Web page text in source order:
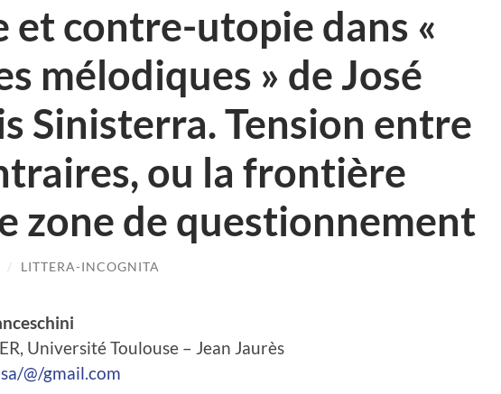
et contre-utopie dans «
mélodiques » de José
Sinisterra. Tension entre
ou la frontière
zone de questionnement
/ LITTERA-INCOGNITA
Université Toulouse – Jean Jaurès
@/gmail.com